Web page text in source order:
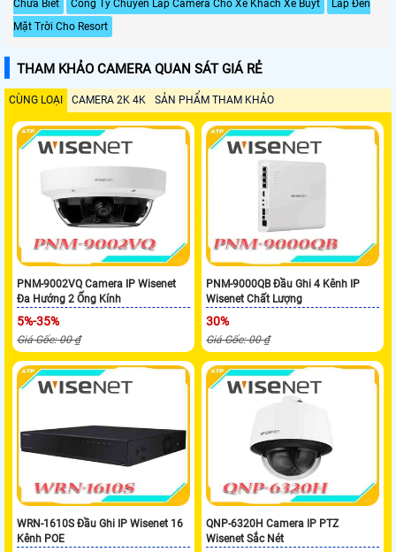
Chưa Biết Công Ty Chuyên Lắp Camera Cho Xe Khách Xe Buýt
Lắp Đèn
Mặt Trời Cho Resort
THAM KHẢO CAMERA QUAN SÁT GIÁ RẺ
CÙNG LOẠI CAMERA 2K 4K SẢN PHẨM THAM KHẢO
PNM-9002VQ Camera IP Wisenet
Đa Hướng 2 Ống Kính
5%-35%
Giá Gốc: 00 ₫
PNM-9000QB Đầu Ghi 4 Kênh IP
Wisenet Chất Lượng
30%
Giá Gốc: 00 ₫
WRN-1610S Đầu Ghi IP Wisenet 16
Kênh POE
QNP-6320H Camera IP PTZ
Wisenet Sắc Nét